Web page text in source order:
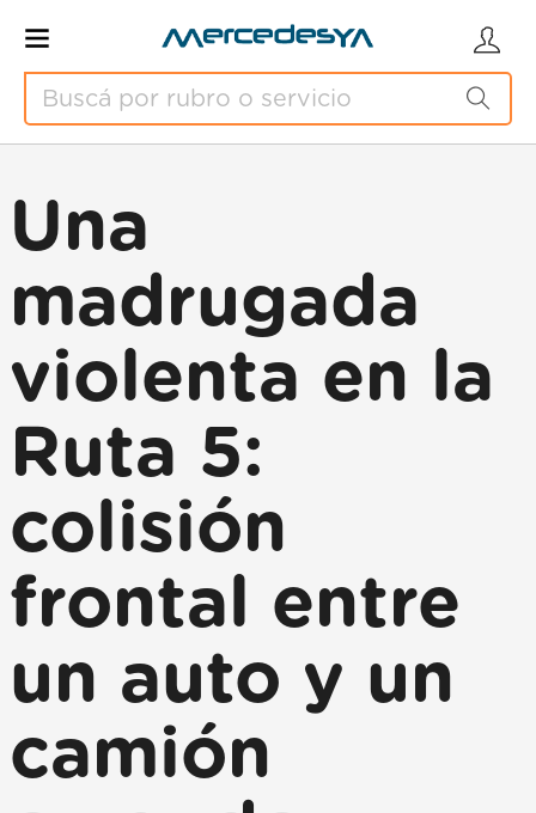
Una
madrugada
violenta en la
Ruta 5:
colisión
frontal entre
un auto y un
camión